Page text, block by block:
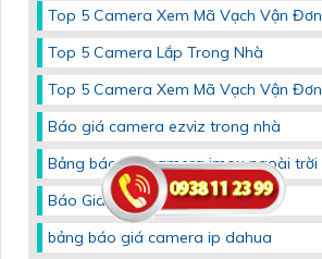
Top 5 Camera Xem Mã Vạch Vận Đơn
Top 5 Camera Lắp Trong Nhà
Top 5 Camera Xem Mã Vạch Vận Đơn
Báo giá camera ezviz trong nhà
Bảng báo giá camera imou ngoài trời
Báo Giá Camera Dahua
bảng báo giá camera ip dahua